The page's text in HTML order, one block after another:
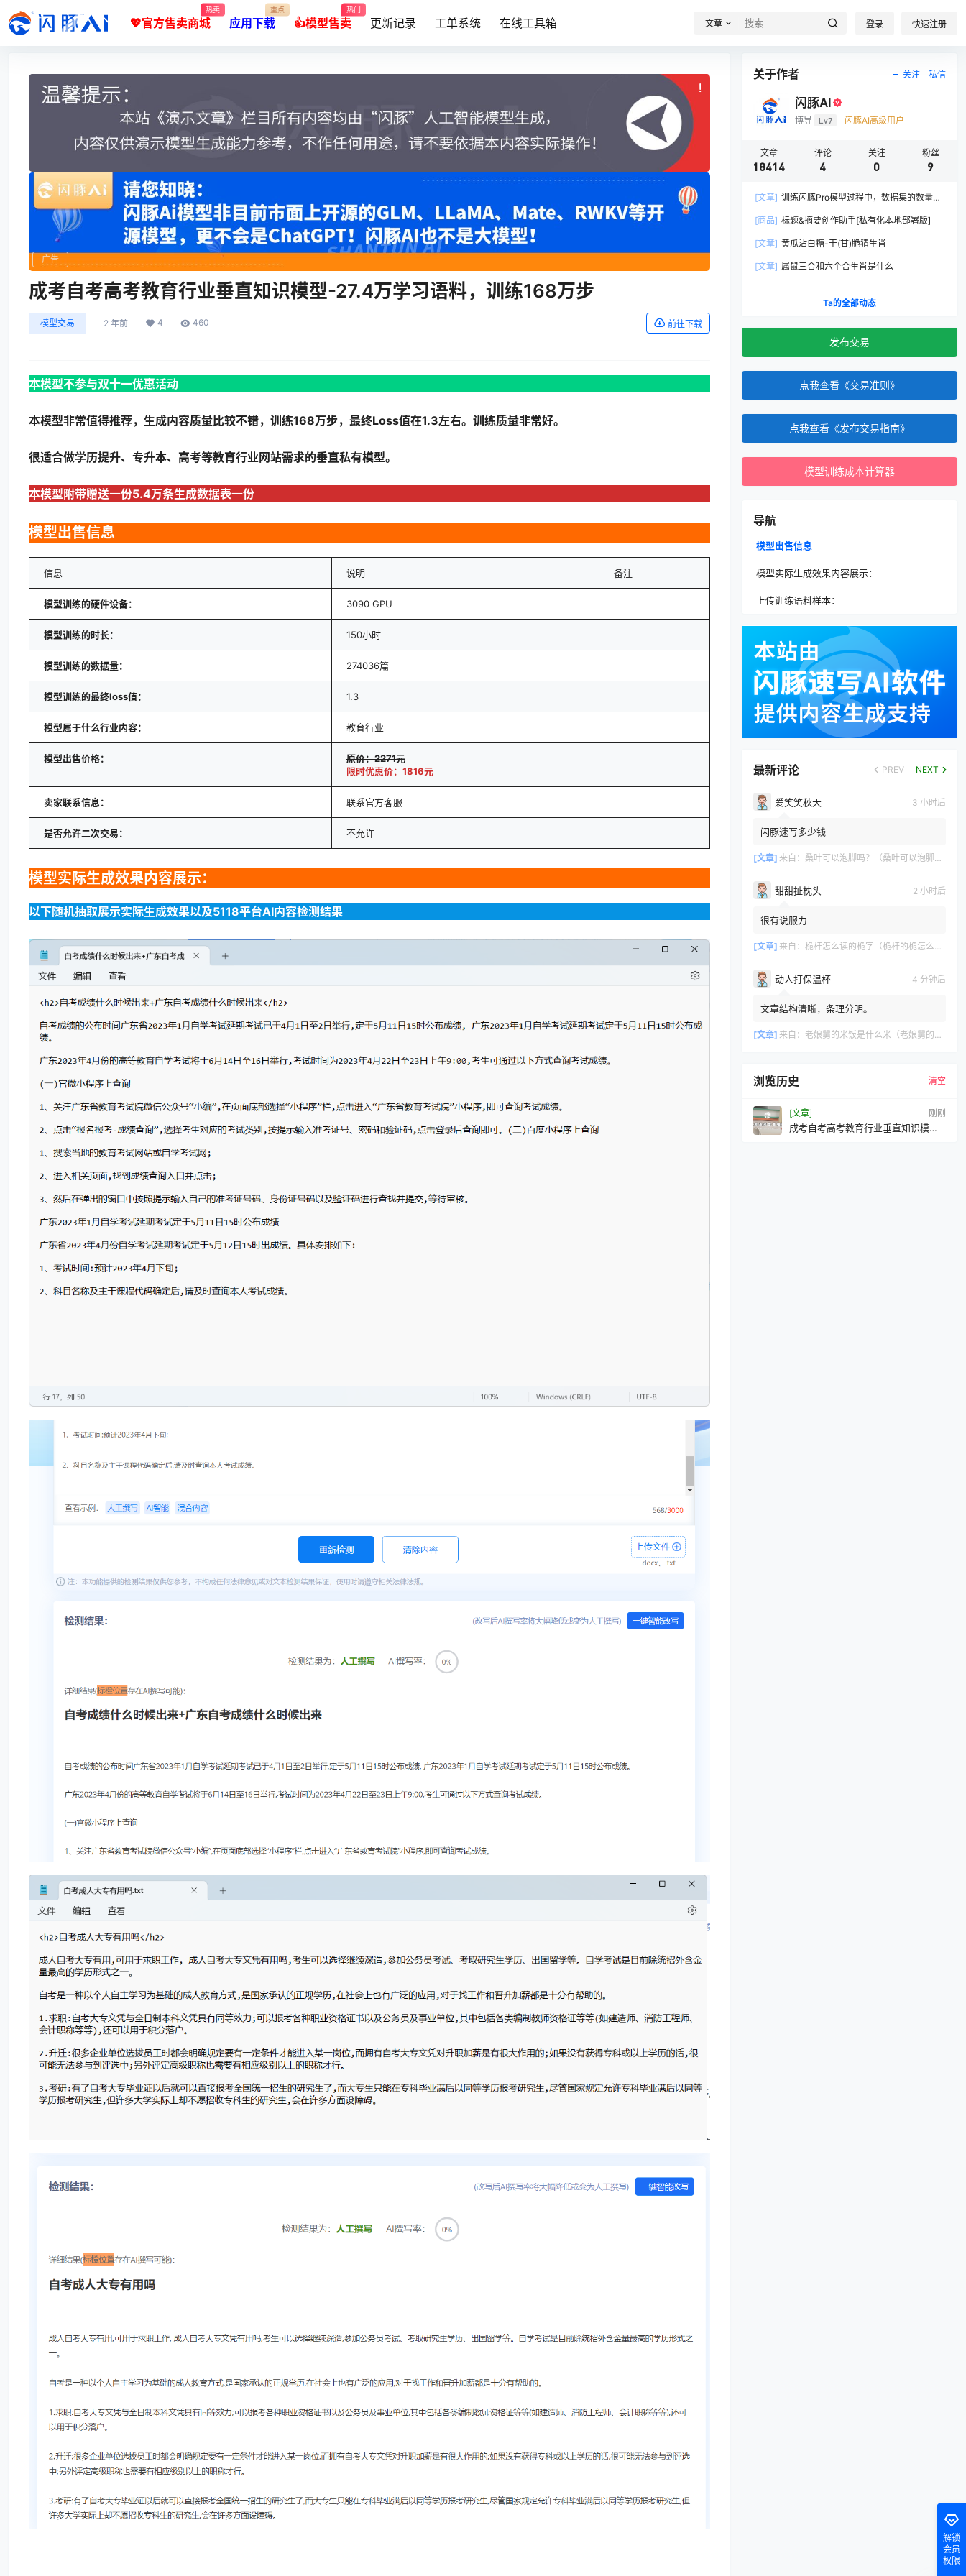
💖官方售卖商城
热卖
应用下载
重点
👍模型售卖
热门
更新记录 工单系统 在线工具箱 文章 登录 快速注册
!
广告
!
广告
成考自考高考教育行业垂直知识模型-27.4万学习语料，训练168万步
模型交易 2 年前 4 460 前往下载
本模型不参与双十一优惠活动
本模型非常值得推荐，生成内容质量比较不错，训练168万步，最终Loss值在1.3左右。训练质量非常好。
很适合做学历提升、专升本、高考等教育行业网站需求的垂直私有模型。
本模型附带赠送一份5.4万条生成数据表一份
模型出售信息
信息 说明 备注
模型训练的硬件设备： 3090 GPU
模型训练的时长： 150小时
模型训练的数据量： 274036篇
模型训练的最终loss值： 1.3
模型属于什么行业内容： 教育行业
模型出售价格：
原价：2271元
限时优惠价：1816元
卖家联系信息： 联系官方客服
是否允许二次交易： 不允许
模型实际生成效果内容展示：
以下随机抽取展示实际生成效果以及5118平台AI内容检测结果
关于作者 关注 私信
闪豚AI
博导 Lv7 闪豚AI高级用户
文章
18414
评论
4
关注
0
粉丝
9
[文章] 训练闪豚Pro模型过程中，数据集的数量和
[商品] 标题&摘要创作助手[私有化本地部署版]
[文章] 黄瓜沾白糖-干(甘)脆猜生肖
[文章] 属鼠三合和六个合生肖是什么
Ta的全部动态
发布交易
点我查看《交易准则》
点我查看《发布交易指南》
模型训练成本计算器
导航
模型出售信息
模型实际生成效果内容展示：
上传训练语料样本：
最新评论 PREV NEXT
爱笑笑秋天 3 小时后
闪豚速写多少钱
[文章] 来自： 桑叶可以泡脚吗？（桑叶可以泡脚吗？）
甜甜扯枕头 2 小时后
很有说服力
[文章] 来自： 桅杆怎么读的桅字（桅杆的桅怎么读？）
动人打保温杯 4 分钟后
文章结构清晰，条理分明。
[文章] 来自： 老娘舅的米饭是什么米（老娘舅的米饭是什么牌子米）
浏览历史 清空
[文章] 刚刚
成考自考高考教育行业垂直知识模
解锁
会员
权限